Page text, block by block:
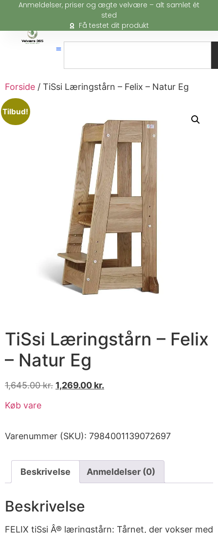
Anmeldelser, priser og ægte velvære – alt samlet ét
sted
Få testet dit produkt
Forside / TiSsi Læringstårn – Felix – Natur Eg
Tilbud!
TiSsi Læringstårn – Felix
– Natur Eg
1,645.00kr. 1,269.00 kr.
Køb vare
Varenummer (SKU): 7984001139072697
Beskrivelse Anmeldelser (0)
Beskrivelse
FELIX tiSsi Â® læringstårn: Tårnet, der vokser med